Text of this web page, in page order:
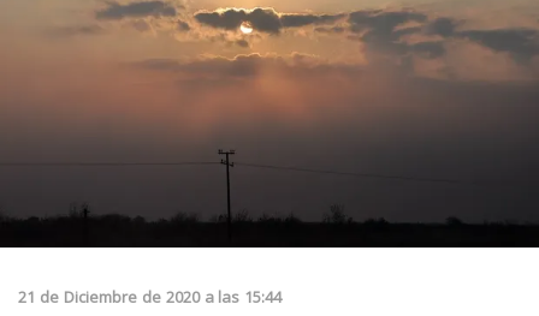
21 de Diciembre de 2020 a las 15:44